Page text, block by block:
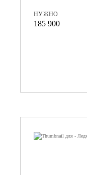
НУЖНО
185 900